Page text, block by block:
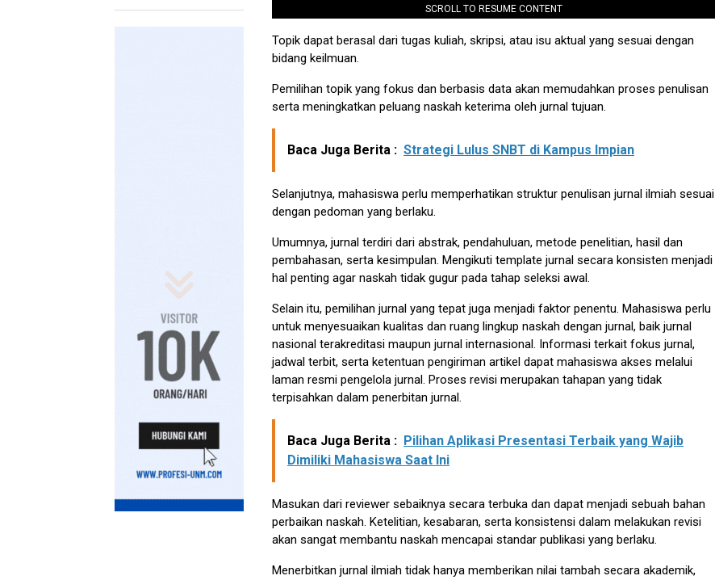
SCROLL TO RESUME CONTENT
Topik dapat berasal dari tugas kuliah, skripsi, atau isu aktual yang sesuai dengan
bidang keilmuan.
Pemilihan topik yang fokus dan berbasis data akan memudahkan proses penulisan
serta meningkatkan peluang naskah keterima oleh jurnal tujuan.
Baca Juga Berita : Strategi Lulus SNBT di Kampus Impian
Selanjutnya, mahasiswa perlu memperhatikan struktur penulisan jurnal ilmiah sesuai
dengan pedoman yang berlaku.
Umumnya, jurnal terdiri dari abstrak, pendahuluan, metode penelitian, hasil dan
pembahasan, serta kesimpulan. Mengikuti template jurnal secara konsisten menjadi
hal penting agar naskah tidak gugur pada tahap seleksi awal.
Selain itu, pemilihan jurnal yang tepat juga menjadi faktor penentu. Mahasiswa perlu
untuk menyesuaikan kualitas dan ruang lingkup naskah dengan jurnal, baik jurnal
nasional terakreditasi maupun jurnal internasional. Informasi terkait fokus jurnal,
jadwal terbit, serta ketentuan pengiriman artikel dapat mahasiswa akses melalui
laman resmi pengelola jurnal. Proses revisi merupakan tahapan yang tidak
terpisahkan dalam penerbitan jurnal.
Baca Juga Berita : Pilihan Aplikasi Presentasi Terbaik yang Wajib
Dimiliki Mahasiswa Saat Ini
Masukan dari reviewer sebaiknya secara terbuka dan dapat menjadi sebuah bahan
perbaikan naskah. Ketelitian, kesabaran, serta konsistensi dalam melakukan revisi
akan sangat membantu naskah mencapai standar publikasi yang berlaku.
Menerbitkan jurnal ilmiah tidak hanya memberikan nilai tambah secara akademik,